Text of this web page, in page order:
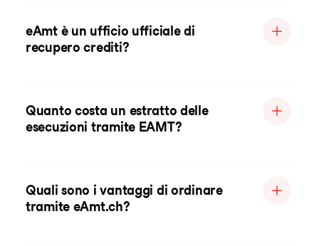
eAmt è un ufficio ufficiale di
recupero crediti?
Quanto costa un estratto delle
esecuzioni tramite EAMT?
Quali sono i vantaggi di ordinare
tramite eAmt.ch?